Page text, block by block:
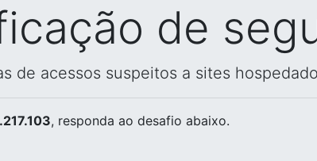
de
de acessos suspeitos a sites
, responda ao desafio abaixo.